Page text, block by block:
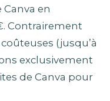
en
Contrairement
(jusqu’à
exclusivement
de Canva pour